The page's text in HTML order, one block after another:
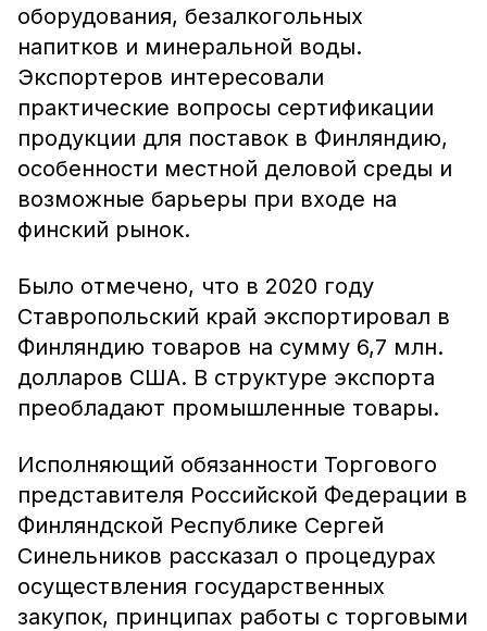
оборудования, безалкогольных
напитков и минеральной воды.
Экспортеров интересовали
практические вопросы сертификации
продукции для поставок в Финляндию,
особенности местной деловой среды и
возможные барьеры при входе на
финский рынок.
Было отмечено, что в 2020 году
Ставропольский край экспортировал в
Финляндию товаров на сумму 6,7 млн.
долларов США. В структуре экспорта
преобладают промышленные товары.
Исполняющий обязанности Торгового
представителя Российской Федерации в
Финляндской Республике Сергей
Синельников рассказал о процедурах
осуществления государственных
закупок, принципах работы с торговыми